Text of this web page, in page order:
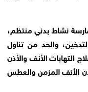
نشاط بدني منتظم،
والحد من تناول
التهابات الأنف والأذن
الأنف المزمن والعطس